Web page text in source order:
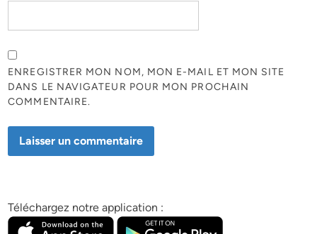
ENREGISTRER MON NOM, MON E-MAIL ET MON SITE
DANS LE NAVIGATEUR POUR MON PROCHAIN
COMMENTAIRE.
Téléchargez notre application :